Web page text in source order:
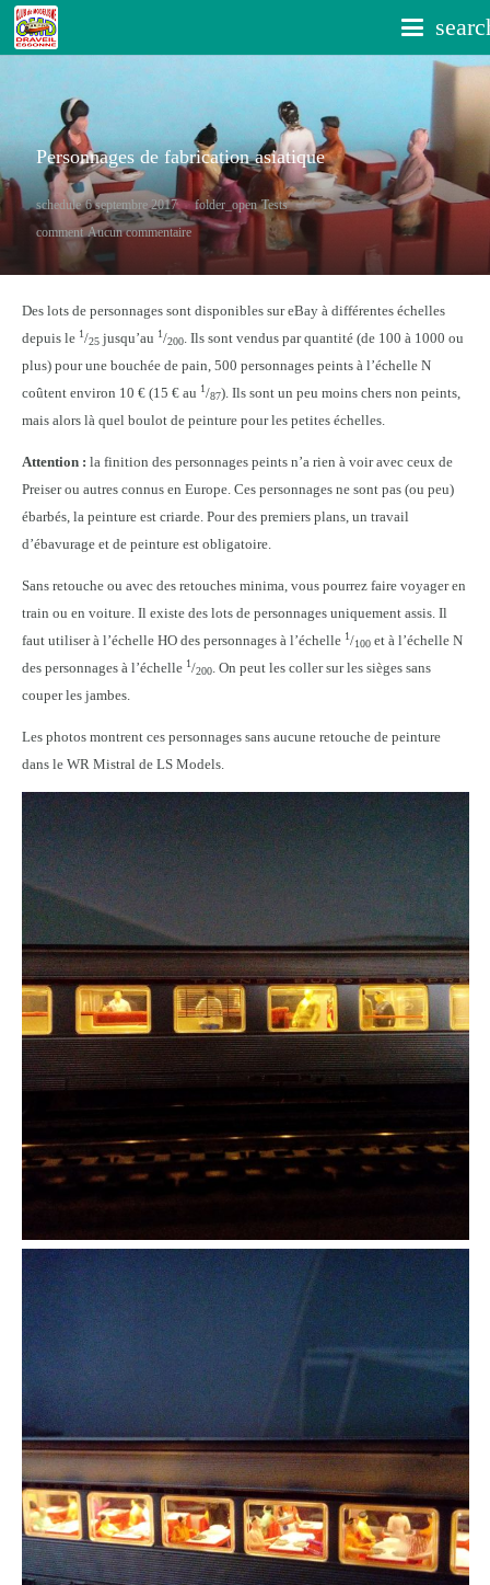
Personnages de fabrication asiatique
schedule 6 septembre 2017 folder_open Tests
comment Aucun commentaire
Des lots de personnages sont disponibles sur eBay à différentes échelles
depuis le 1/25jusqu’au 1/200. Ils sont vendus par quantité (de 100 à 1000 ou
plus) pour une bouchée de pain, 500 personnages peints à l’échelle N
coûtent environ 10 € (15 € au 1/87). Ils sont un peu moins chers non peints,
mais alors là quel boulot de peinture pour les petites échelles.
Attention : la finition des personnages peints n’a rien à voir avec ceux de
Preiser ou autres connus en Europe. Ces personnages ne sont pas (ou peu)
ébarbés, la peinture est criarde. Pour des premiers plans, un travail
d’ébavurage et de peinture est obligatoire.
Sans retouche ou avec des retouches minima, vous pourrez faire voyager en
train ou en voiture. Il existe des lots de personnages uniquement assis. Il
faut utiliser à l’échelle HO des personnages à l’échelle 1/100et à l’échelle N
des personnages à l’échelle 1/200. On peut les coller sur les sièges sans
couper les jambes.
Les photos montrent ces personnages sans aucune retouche de peinture
dans le WR Mistral de LS Models.